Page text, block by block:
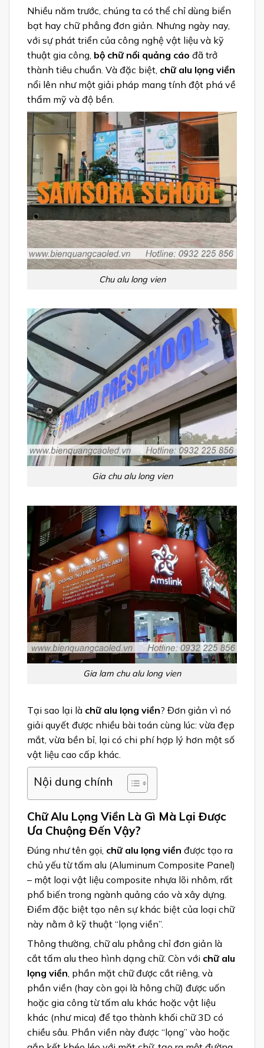
Nhiều năm trước, chúng ta có thể chỉ dùng biển
bạt hay chữ phẳng đơn giản. Nhưng ngày nay,
với sự phát triển của công nghệ vật liệu và kỹ
thuật gia công, bộ chữ nổi quảng cáo đã trở
thành tiêu chuẩn. Và đặc biệt, chữ alu lọng viền
nổi lên như một giải pháp mang tính đột phá về
thẩm mỹ và độ bền.
Chu alu long vien
Gia chu alu long vien
Gia lam chu alu long vien
Tại sao lại là chữ alu lọng viền? Đơn giản vì nó
giải quyết được nhiều bài toán cùng lúc: vừa đẹp
mắt, vừa bền bỉ, lại có chi phí hợp lý hơn một số
vật liệu cao cấp khác.
Nội dung chính
Chữ Alu Lọng Viền Là Gì Mà Lại Được
Ưa Chuộng Đến Vậy?
Đúng như tên gọi, chữ alu lọng viền được tạo ra
chủ yếu từ tấm alu (Aluminum Composite Panel)
– một loại vật liệu composite nhựa lõi nhôm, rất
phổ biến trong ngành quảng cáo và xây dựng.
Điểm đặc biệt tạo nên sự khác biệt của loại chữ
này nằm ở kỹ thuật “lọng viền”.
Thông thường, chữ alu phẳng chỉ đơn giản là
cắt tấm alu theo hình dạng chữ. Còn với chữ alu
lọng viền, phần mặt chữ được cắt riêng, và
phần viền (hay còn gọi là hông chữ) được uốn
hoặc gia công từ tấm alu khác hoặc vật liệu
khác (như mica) để tạo thành khối chữ 3D có
chiều sâu. Phần viền này được “lọng” vào hoặc